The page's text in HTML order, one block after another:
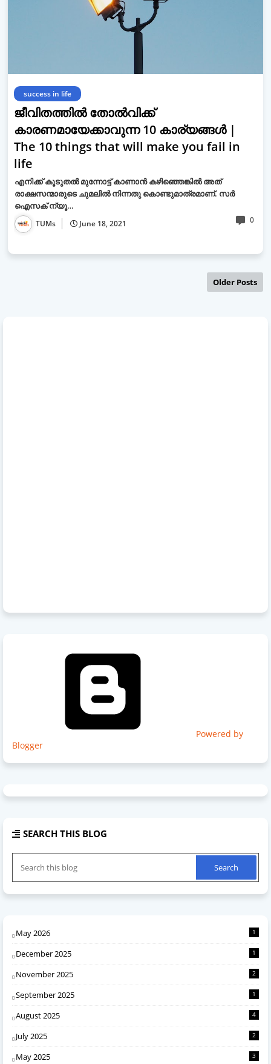
success in life
ജീവിതത്തില്‍ തോല്‍വിക്ക്
കാരണമായേക്കാവുന്ന 10 കാര്യങ്ങള്‍ |
The 10 things that will make you fail in
life
എനിക്ക് കൂടുതല്‍ മുന്നോട്ട് കാണാന്‍ കഴിഞ്ഞെങ്കില്‍ അത്
രാക്ഷസന്മാരുടെ ചുമലില്‍ നിന്നതു കൊണ്ടുമാത്രമാണ്. സര്‍
ഐസക് ന്യൂ…
TUMs June 18, 2021 0
Older Posts
Powered by
Blogger
SEARCH THIS BLOG
May 2026 1
December 2025 1
November 2025 2
September 2025 1
August 2025 4
July 2025 2
May 2025 3